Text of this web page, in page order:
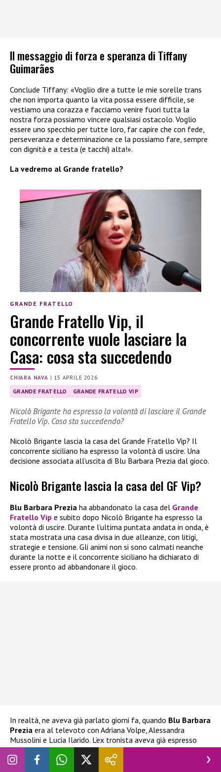
Il messaggio di forza e speranza di Tiffany
Guimarães
Conclude Tiffany: «Voglio dire a tutte le mie sorelle trans
che non importa quanto la vita possa essere difficile, se
vestiamo una corazza e facciamo venire fuori tutta la
nostra forza possiamo vincere qualsiasi ostacolo. Voglio
essere uno specchio per tutte loro, far capire che con fede,
perseveranza e determinazione ce la possiamo fare, sempre
con dignità e a testa (e tacchi) alta!».
La vedremo al Grande fratello?
GRANDE FRATELLO
Grande Fratello Vip, il
concorrente vuole lasciare la
Casa: cosa sta succedendo
CHIARA NAVA | 15 APRILE 2026
GRANDE FRATELLO GRANDE FRATELLO VIP
Nicolò Brigante ha espresso la volontà di lasciare il Grande
Fratello Vip. Cosa sta succedendo?
Nicolò Brigante lascia la casa del Grande Fratello Vip? Il
concorrente siciliano ha espresso la volontà di uscire. Una
decisione associata all’uscita di Blu Barbara Prezia dal gioco.
Nicolò Brigante lascia la casa del GF Vip?
Blu Barbara Prezia ha abbandonato la casa del Grande
Fratello Vip e subito dopo Nicolò Brigante ha espresso la
volontà di uscire. Durante l’ultima puntata andata in onda, è
stata mostrata una casa divisa in due alleanze, con litigi,
strategie e tensione. Gli animi non si sono calmati neanche
durante la notte e il concorrente siciliano ha dichiarato di
essere pronto ad abbandonare il gioco.
In realtà, ne aveva già parlato giorni fa, quando Blu Barbara
Prezia era al televoto con Adriana Volpe, Alessandra
Mussolini e Lucia Ilarido. L’ex tronista aveva già espresso
l’intenzione di ritirarsinel caso Blu fosse stata eliminata.
Ha espresso la stessa decisione anche alla stessa Prezia, che